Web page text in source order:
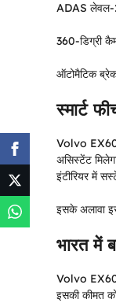
ADAS लेवल-
360-डिग्री
ऑटोमैटिक
स्मार्ट
Volvo EX60
असिस्टेंट
इंटीरियर में
इसके अलावा
भारत में
Volvo EX60
इसकी कीमत